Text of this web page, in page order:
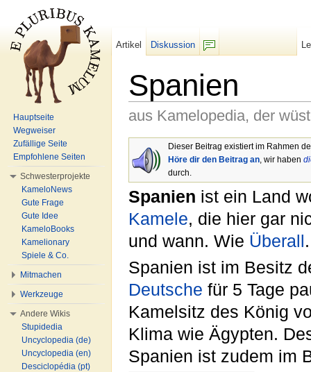
Spanien
aus Kamelopedia, der
Dieser Beitrag existiert im Rahmen
Höre dir den Beitrag an , wir haben
durch.
Spanien ist ein Land
Kamele, die hier gar
und wann. Wie Überall.
Spanien ist im Besitz
Deutsche für 5 Tage
Kamelsitz des König
Klima wie Ägypten.
Spanien ist zudem im
Artikel
Diskussion
Hauptseite
Wegweiser
Zufällige Seite
Empfohlene Seiten
Schwesterprojekte
KameloNews
Gute Frage
Gute Idee
KameloBooks
Kamelionary
Spiele & Co.
Mitmachen
Werkzeuge
Andere Wikis
Stupidedia
Uncyclopedia (de)
Uncyclopedia (en)
Desciclopédia (pt)